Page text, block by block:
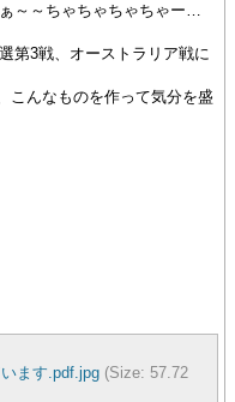
～～ちゃちゃちゃちゃー…
第3戦、オーストラリア戦に
こんなものを作って気分を盛
ます.pdf.jpg (Size: 57.72